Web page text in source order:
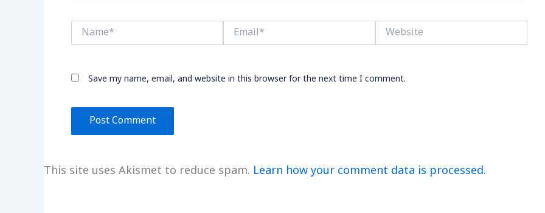
Name* Email* Website
Save my name, email, and website in this browser for the next time I comment.
This site uses Akismet to reduce spam. Learn how your comment data is processed.